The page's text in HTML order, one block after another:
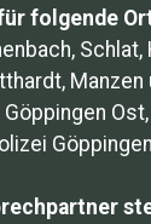
folgende
Manzen
Göppingen